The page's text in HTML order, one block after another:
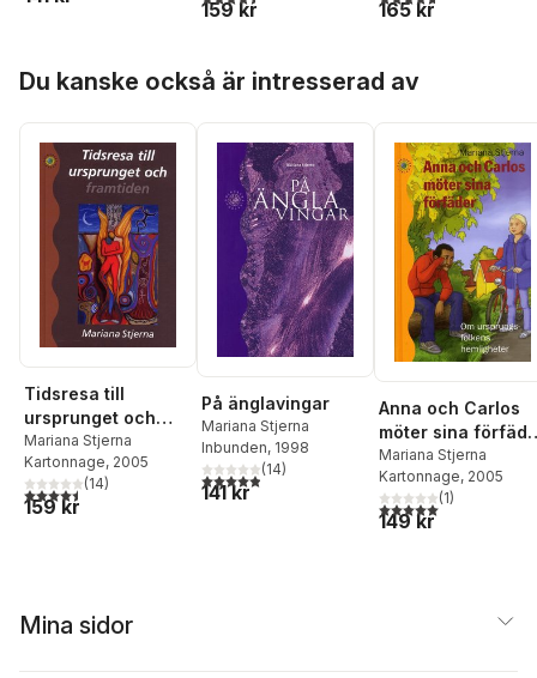
159 kr 165 kr
Du kanske också är intresserad av
Tidsresa till
ursprunget och
framtiden
Mariana Stjerna
Kartonnage, 2005
4,5utav 5 stjärnor. Totalt antal röster:
(14)
159 kr
På änglavingar
Mariana Stjerna
Inbunden, 1998
4,9utav 5 stjärnor. Totalt antal röster:
(14)
141 kr
Anna och Carlos
möter sina
: om
ursprungsfolkens
hemligheter
Mariana Stjerna
Kartonnage, 2005
5,0utav 5 stjärnor.
(1)
149 kr
Mina sidor